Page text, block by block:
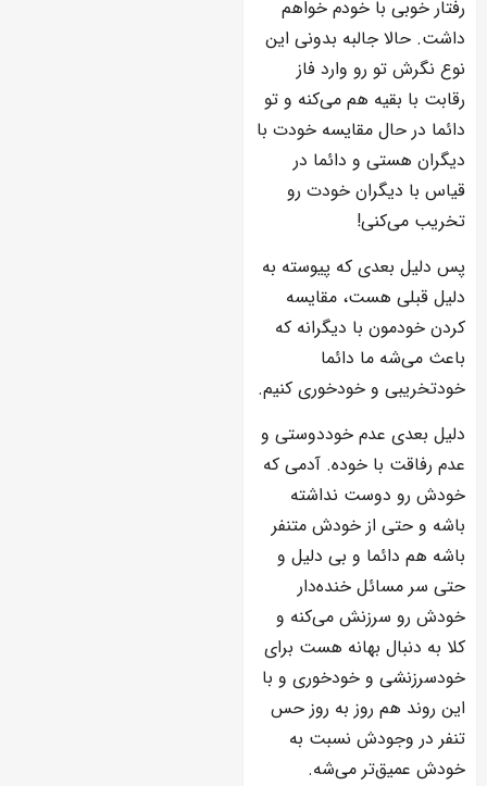
رفتار خوبی با خودم خواهم
داشت. حالا جالبه بدونی این
نوع نگرش تو رو وارد فاز
رقابت با بقیه هم می‌کنه و تو
دائما در حال مقایسه خودت با
دیگران هستی و دائما در
قیاس با دیگران خودت رو
تخریب می‌کنی!
پس دلیل بعدی که پیوسته به
دلیل قبلی هست، مقایسه
کردن خودمون با دیگرانه که
باعث می‌شه ما دائما
خودتخریبی و خودخوری کنیم.
دلیل بعدی عدم خوددوستی و
عدم رفاقت با خوده. آدمی که
خودش رو دوست نداشته
باشه و حتی از خودش متنفر
باشه هم دائما و بی دلیل و
حتی سر مسائل خنده‌دار
خودش رو سرزنش می‌کنه و
کلا به دنبال بهانه هست برای
خودسرزنشی و خودخوری و با
این روند هم روز به روز حس
تنفر در وجودش نسبت به
خودش عمیق‌تر می‌شه.